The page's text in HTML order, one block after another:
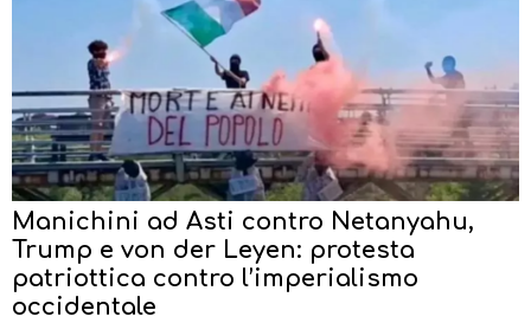
Manichini ad Asti contro Netanyahu,
Trump e von der Leyen: protesta
patriottica contro l’imperialismo
occidentale